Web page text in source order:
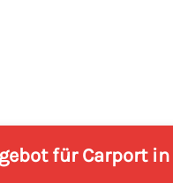
für Carport